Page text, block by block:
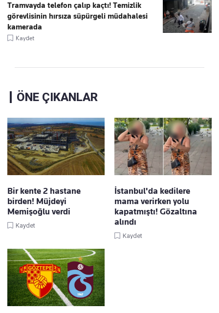
Tramvayda telefon çalıp kaçtı! Temizlik
görevlisinin hırsıza süpürgeli müdahalesi
kamerada
Kaydet
ÖNE ÇIKANLAR
Bir kente 2 hastane
birden! Müjdeyi
Memişoğlu verdi
Kaydet
İstanbul'da kedilere
mama verirken yolu
kapatmıştı! Gözaltına
alındı
Kaydet